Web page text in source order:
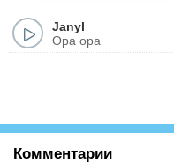
Janyl
Opa opa
Комментарии